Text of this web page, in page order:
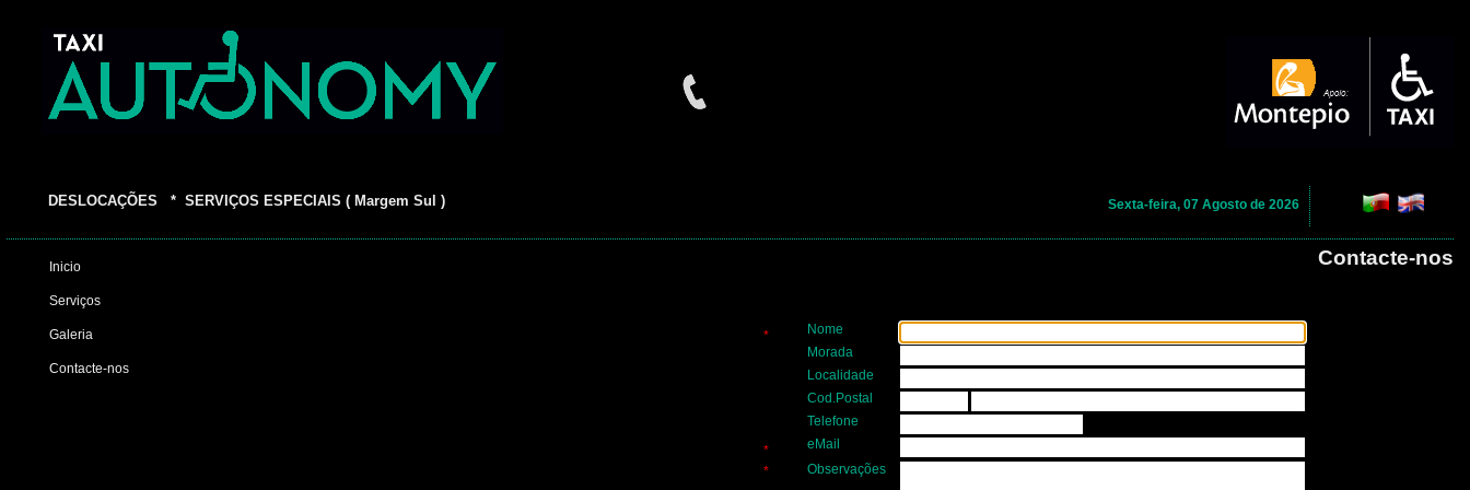
DESLOCAÇÕES * SERVIÇOS ESPECIAIS ( Margem Sul ) Sexta-feira, 07 Agosto de 2026
Inicio
Serviços
Contacte-nos
Galeria
Contacte-nos
Observações
*
*
*
Cod.Postal
Localidade
Morada
Telefone
Nome
eMail